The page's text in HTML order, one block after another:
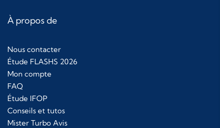
À propos de
Nous contacter
Étude FLASHS 2026
Mon compte
FAQ
Étude IFOP
Conseils et tutos
Mister Turbo Avis